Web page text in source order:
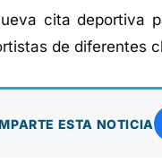
cita deportiva
de diferentes
ESTA NOTICIA